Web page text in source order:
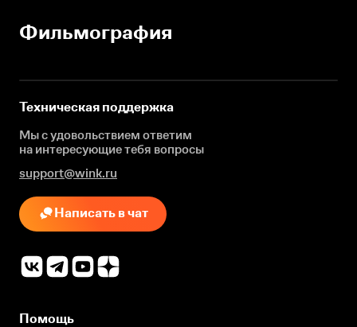
Фильмография
Техническая поддержка
Мы с удовольствием ответим
на интересующиетебя вопросы
support@wink.ru
Написать в чат
Помощь